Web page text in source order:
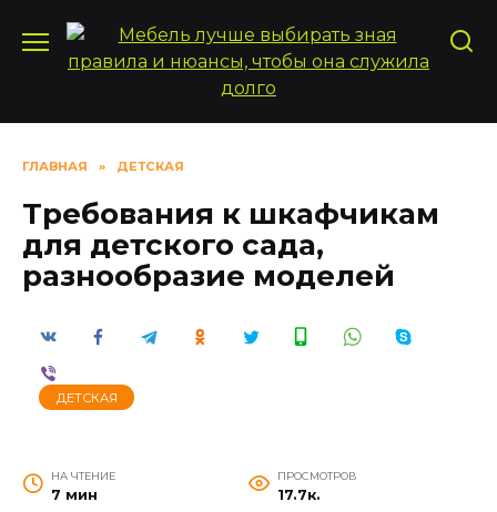
содержанию
ГЛАВНАЯ » ДЕТСКАЯ
Требования к шкафчикам
для детского сада,
разнообразие моделей
ДЕТСКАЯ
НА ЧТЕНИЕ
7 мин
ПРОСМОТРОВ
17.7к.